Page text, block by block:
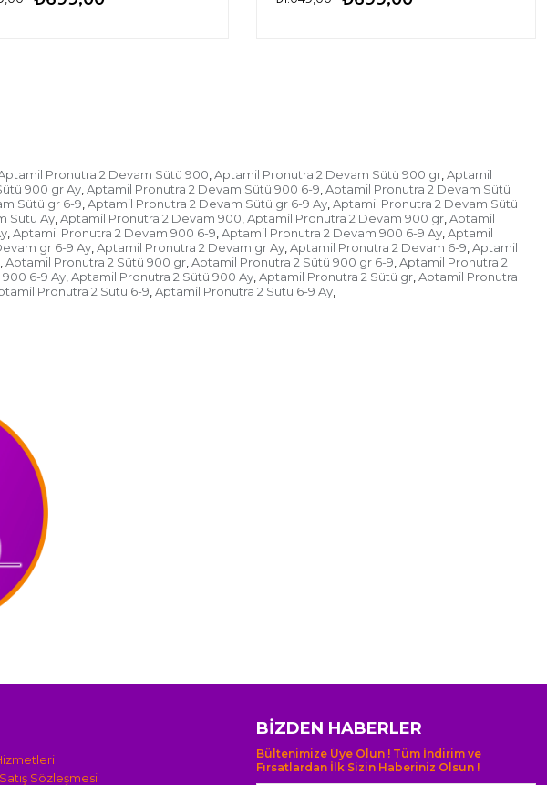
Pronutra 2 Devam Sütü 900 Aptamil Pronutra 2 Devam Sütü 900 gr Aptamil
900 gr Ay, Aptamil Pronutra 2 Devam Sütü 900 6-9 Aptamil Pronutra 2 Devam Sütü
Sütü gr 6-9 Aptamil Pronutra 2 Devam Sütü gr 6-9 Ay Aptamil Pronutra 2 Devam Sütü
Sütü Ay, Aptamil Pronutra 2 Devam 900 Aptamil Pronutra 2 Devam 900 gr, Aptamil
Aptamil Pronutra 2 Devam 900 6-9 Aptamil Pronutra 2 Devam 900 6-9 Ay Aptamil
gr 6-9 Ay, Aptamil Pronutra 2 Devam gr Ay, Aptamil Pronutra 2 Devam 6-9 Aptamil
Aptamil Pronutra 2 Sütü 900 gr, Aptamil Pronutra 2 Sütü 900 gr 6-9 Aptamil Pronutra 2
6-9 Ay, Aptamil Pronutra 2 Sütü 900 Ay, Aptamil Pronutra 2 Sütü gr, Aptamil Pronutra
Pronutra 2 Sütü 6-9 Aptamil Pronutra 2 Sütü 6-9 Ay,
Sözleşmesi
BIZDEN HABERLER
Bültenimize Üye Olun ! Tüm İndirim ve
Fırsatlardan İlk Sizin Haberiniz Olsun !